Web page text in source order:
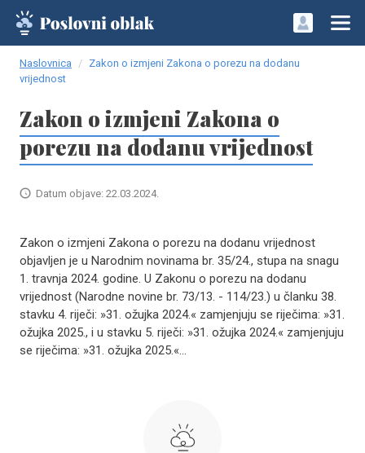
Naslovnica
Zakon o izmjeni Zakona o porezu na dodanu
vrijednost
Zakon o izmjeni Zakona o
porezu na dodanu vrijednost
Datum objave: 22.03.2024.
Zakon o izmjeni Zakona o porezu na dodanu vrijednost
objavljen je u Narodnim novinama br. 35/24., stupa na snagu
1. travnja 2024. godine. U Zakonu o porezu na dodanu
vrijednost (Narodne novine br. 73/13. - 114/23.) u članku 38.
stavku 4. riječi: »31. ožujka 2024.« zamjenjuju se riječima: »31.
ožujka 2025., i u stavku 5. riječi: »31. ožujka 2024.« zamjenjuju
se riječima: »31. ožujka 2025.«...